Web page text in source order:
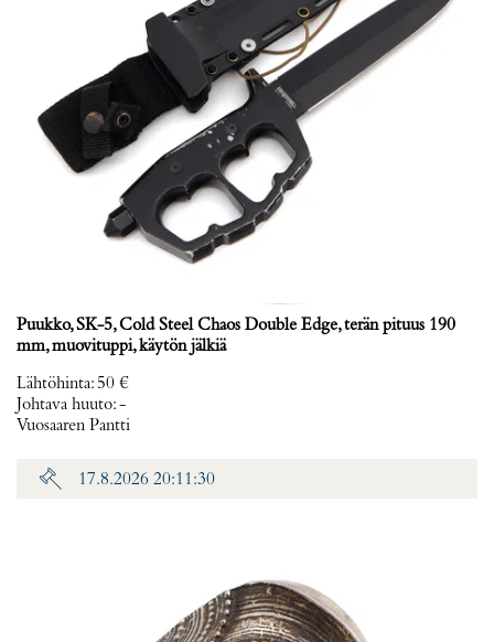
Puukko, SK-5, Cold Steel Chaos Double Edge, terän pituus 190
mm, muovituppi, käytön jälkiä
Lähtöhinta: 50 €
Johtava huuto:-
Vuosaaren Pantti
17.8.2026 20:11:30